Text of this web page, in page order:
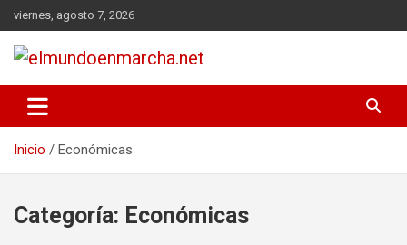
Saltar
al
contenido
viernes, agosto 7, 2026
elmundoenmarcha.net
Inicio Económicas
Categoría: Económicas